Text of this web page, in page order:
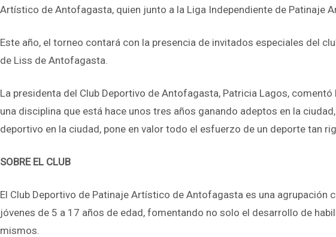
Artístico de Antofagasta, quien junto a la Liga Independiente de Patinaje
Este año, el torneo contará con la presencia de invitados especiales del
de Liss de Antofagasta.
La presidenta del Club Deportivo de Antofagasta, Patricia Lagos,
una disciplina que está hace unos tres años ganando adeptos en la
deportivo en la ciudad, pone en valor todo el esfuerzo de un deporte tan
SOBRE EL CLUB
El Club Deportivo de Patinaje Artístico de Antofagasta es una
jóvenes de 5 a 17 años de edad, fomentando no solo el desarrollo de
mismos.